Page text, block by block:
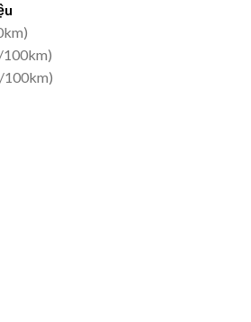
100km)
100km)